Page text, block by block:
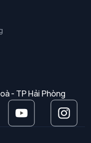
- TP Hải Phòng